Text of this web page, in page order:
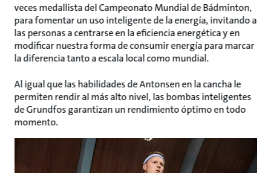
veces medallista del Campeonato Mundial de Bádminton,
para fomentar un uso inteligente de la energía, invitando a
las personas a centrarse en la eficiencia energética y en
modificar nuestra forma de consumir energía para marcar
la diferencia tanto a escala local como mundial.
Al igual que las habilidades de Antonsen en la cancha le
permiten rendir al más alto nivel, las bombas inteligentes
de Grundfos garantizan un rendimiento óptimo en todo
momento.